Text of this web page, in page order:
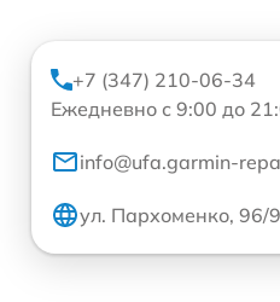
+7 (347) 210-06-34
Ежедневно с 9:00 до
info@ufa.garmin-
ул. Пархоменко, 96/